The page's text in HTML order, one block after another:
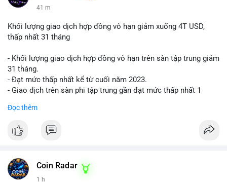
41 m
Khối lượng giao dịch hợp đồng vô hạn giảm xuống 4T USD,
thấp nhất 31 tháng
- Khối lượng giao dịch hợp đồng vô hạn trên sàn tập trung giảm
31 tháng.
- Đạt mức thấp nhất kể từ cuối năm 2023.
- Giao dịch trên sàn phi tập trung gần đạt mức thấp nhất 1
#vlikevn #titanbot
Đọc thêm
Coin Radar
1 h